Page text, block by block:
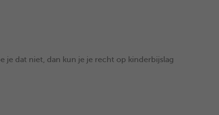
je dat niet, dan kun je je recht op kinderbijslag